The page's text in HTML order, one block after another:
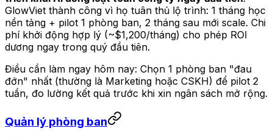
GlowViet thành công vì họ tuân thủ lộ trình: 1 tháng học
nền tảng + pilot 1 phòng ban, 2 tháng sau mới scale. Chi
phí khởi động hợp lý (~$1,200/tháng) cho phép ROI
dương ngay trong quý đầu tiên.
Điều cần làm ngay hôm nay: Chọn 1 phòng ban "đau
đớn" nhất (thường là Marketing hoặc CSKH) để pilot 2
tuần, đo lường kết quả trước khi xin ngân sách mở rộng.
Quản lý phòng ban